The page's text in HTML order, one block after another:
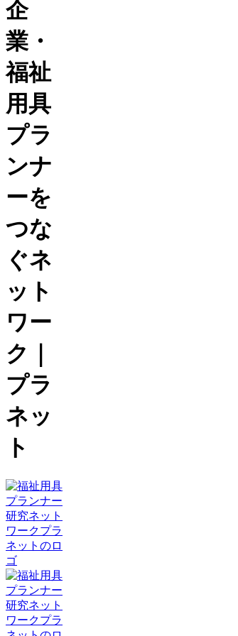
企
業・
福祉
用具
プラ
ンナ
ーを
つな
ぐネ
ット
ワー
ク
プラ
ネッ
ト